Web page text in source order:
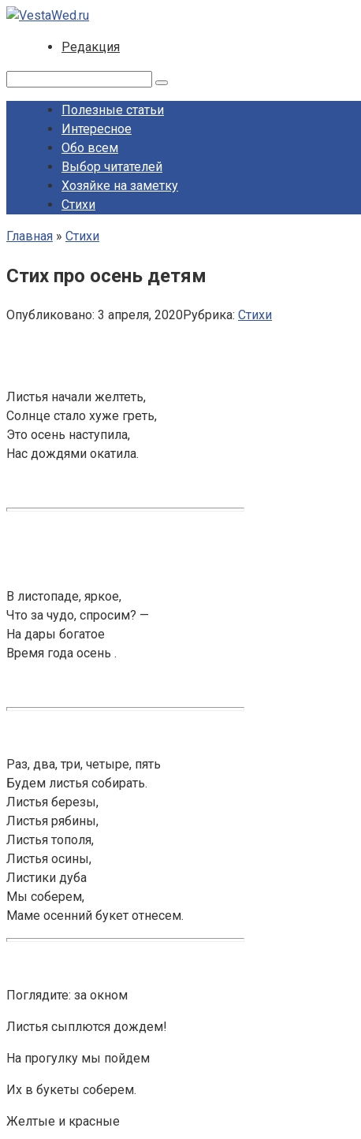
Перейти
контенту
Редакция
Полезные статьи
Интересное
Обо всем
Выбор читателей
Хозяйке на заметку
Стихи
Главная » Стихи
Стих про осень детям
Опубликовано: 3 апреля, 2020Рубрика: Стихи
Листья начали желтеть,
Солнце стало хуже греть,
Это осень наступила,
Нас дождями окатила.
В листопаде, яркое,
Что за чудо, спросим? —
На дары богатое
Время года осень .
Раз, два, три, четыре, пять
Будем листья собирать.
Листья березы,
Листья рябины,
Листья тополя,
Листья осины,
Листики дуба
Мы соберем,
Маме осенний букет отнесем.
Поглядите: за окном
Листья сыплются дождем!
На прогулку мы пойдем
Их в букеты соберем.
Желтые и красные